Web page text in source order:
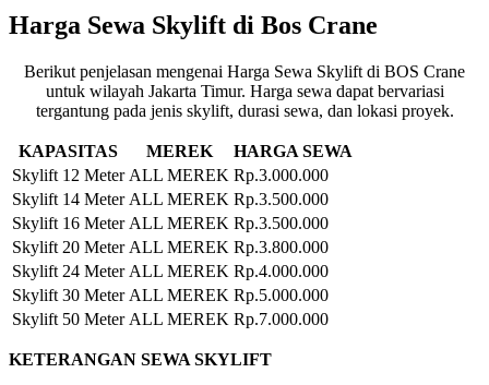
Harga Sewa Skylift di Bos Crane
Berikut penjelasan mengenai Harga Sewa Skylift di BOS Crane
untuk wilayah Jakarta Timur. Harga sewa dapat bervariasi
tergantung pada jenis skylift, durasi sewa, dan lokasi proyek.
KAPASITAS MEREK
HARGA SEWA
Skylift 12 Meter ALL MEREK Rp.3.000.000
Skylift 14 Meter ALL MEREK Rp.3.500.000
Skylift 16 Meter ALL MEREK Rp.3.500.000
Skylift 20 Meter ALL MEREK Rp.3.800.000
Skylift 24 Meter ALL MEREK Rp.4.000.000
Skylift 30 Meter ALL MEREK Rp.5.000.000
Skylift 50 Meter ALL MEREK Rp.7.000.000
KETERANGAN SEWA SKYLIFT